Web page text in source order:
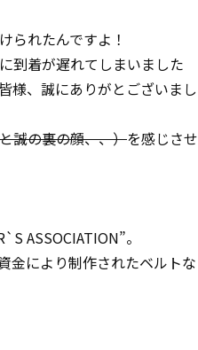
られたんですよ！
到着が遅れてしまいました
様、誠にありがとございまし
誠の裏の顔、、）を感じさせ
ASSOCIATION”。
金により制作されたベルトな